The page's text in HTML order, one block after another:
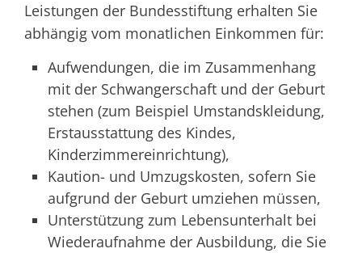
Leistungen der Bundesstiftung erhalten Sie
abhängig vom monatlichen Einkommen für:
Aufwendungen, die im Zusammenhang
mit der Schwangerschaft und der Geburt
stehen (zum Beispiel Umstandskleidung,
Erstausstattung des Kindes,
Kinderzimmereinrichtung),
Kaution- und Umzugskosten, sofern Sie
aufgrund der Geburt umziehen müssen,
Unterstützung zum Lebensunterhalt bei
Wiederaufnahme der Ausbildung, die Sie